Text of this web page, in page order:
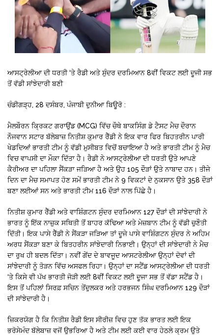
ਆਸਟ੍ਰੇਲੀਆ ਦੀ ਧਰਤੀ ‘ਤੇ ਰੈਡੀ ਅਤੇ ਸੁੰਦਰ ਦਰਮਿਆਨ 8ਵੀਂ ਵਿਕਟ ਲਈ ਦੂਜੀ ਸਭ
ਤੋਂ ਵੱਡੀ ਸਾਂਝੇਦਾਰੀ ਬਣੀ
ਚੰਡੀਗੜ੍ਹ, 28 ਦਸੰਬਰ, ਪੰਜਾਬੀ ਦੁਨੀਆ ਬਿਊਰੋ :
ਮੈਲਬੌਰਨ ਕ੍ਰਿਕਟ ਗਰਾਉਂਡ (MCG) ਵਿੱਚ ਚੌਥੇ ਬਾਕਸਿੰਗ ਡੇ ਟੈਸਟ ਮੈਚ ਦੌਰਾਨ
ਨੌਜਵਾਨ ਸਟਾਰ ਬੱਲੇਬਾਜ਼ ਨਿਤੀਸ਼ ਕੁਮਾਰ ਰੈੱਡੀ ਨੇ ਇਕ ਵਾਰ ਫਿਰ ਬਿਹਤਰੀਨ ਪਾਰੀ
ਖੇਡਦਿਆਂ ਭਾਰਤੀ ਟੀਮ ਨੂੰ ਵੱਡੀ ਮੁਸੀਬਤ ਵਿਚੋਂ ਬਚਾਇਆ ਹੈ ਅਤੇ ਭਾਰਤੀ ਟੀਮ ਨੂੰ ਮੈਚ
ਵਿਚ ਵਾਪਸੀ ਦਾ ਮੌਕਾ ਦਿੱਤਾ ਹੈ। ਰੈਡੀ ਨੇ ਆਸਟ੍ਰੇਲੀਆ ਦੀ ਧਰਤੀ ਉਤੇ ਆਪਣੇ
ਕੈਰੀਅਰ ਦਾ ਪਹਿਲਾ ਸੈਂਕੜਾ ਜੜਿਆ ਹੈ ਅਤੇ ਉਹ 105 ਦੌੜਾਂ ਉਤੇ ਨਾਬਾਦ ਹਨ। ਤੀਜੇ
ਦਿਨ ਦਾ ਮੈਚ ਸਮਾਪਤ ਹੋਣ ਸਮੇਂ ਭਾਰਤੀ ਟੀਮ ਨੇ 9 ਵਿਕਟਾਂ ਦੇ ਨੁਕਸਾਨ ਉਤੇ 358 ਦੌੜਾਂ
ਬਣਾ ਲਈਆਂ ਸਨ ਅਤੇ ਭਾਰਤੀ ਟੀਮ 116 ਦੌੜਾਂ ਨਾਲ ਪਿੱਛੇ ਹੈ।
ਨਿਤੀਸ਼ ਕੁਮਾਰ ਰੈੱਡੀ ਅਤੇ ਵਾਸ਼ਿੰਗਟਨ ਸੁੰਦਰ ਦਰਮਿਆਨ 127 ਦੌੜਾਂ ਦੀ ਸਾਂਝੇਦਾਰੀ ਨੇ
ਭਾਰਤ ਨੂੰ ਇੱਕ ਨਾਜ਼ੁਕ ਸਥਿਤੀ ਤੋਂ ਬਾਹਰ ਕੱਢਿਆ ਅਤੇ ਮੇਜ਼ਬਾਨ ਟੀਮ ਨੂੰ ਵੱਡੀ ਚੁਣੌਤੀ
ਦਿੱਤੀ। ਇਕ ਪਾਸੇ ਰੈੱਡੀ ਨੇ ਸੈਂਕੜਾ ਜੜਿਆ ਤਾਂ ਦੂਜੇ ਪਾਸੇ ਵਾਸ਼ਿੰਗਟਨ ਸੁੰਦਰ ਨੇ ਅਹਿਮ
ਅਰਧ ਸੈਂਕੜਾ ਬਣਾ ਕੇ ਬਿਤਹਰੀਨ ਸਾਂਝੇਦਾਰੀ ਨਿਭਾਈ। ਉਨ੍ਹਾਂ ਦੀ ਸਾਂਝੇਦਾਰੀ ਨੇ ਮੈਚ
ਦਾ ਰੁਖ ਹੀ ਬਦਲ ਦਿੱਤਾ। ਨਵੀਂ ਗੇਂਦ ਦੇ ਬਾਵਜੂਦ ਆਸਟਰੇਲੀਆ ਉਨ੍ਹਾਂ ਦੋਵਾਂ ਦੀ
ਸਾਂਝੇਦਾਰੀ ਨੂੰ ਤੋੜਨ ਵਿੱਚ ਅਸਫਲ ਰਿਹਾ। ਉਨ੍ਹਾਂ ਦਾ ਸਟੈਂਡ ਆਸਟ੍ਰੇਲੀਆ ਦੀ ਧਰਤੀ
‘ਤੇ ਕਿਸੇ ਵੀ ਪੱਖ ਭਾਰਤੀ ਜੋੜੀ ਲਈ 8ਵੀਂ ਵਿਕਟ ਲਈ ਦੂਜਾ ਸਭ ਤੋਂ ਵੱਡਾ ਸਟੈਂਡ ਹੈ।
ਇਸ ਤੋਂ ਪਹਿਲਾਂ ਸਿਰਫ਼ ਸਚਿਨ ਤੇਂਦੁਲਕਰ ਅਤੇ ਹਰਭਜਨ ਸਿੰਘ ਦਰਮਿਆਨ 129 ਦੌੜਾਂ
ਦੀ ਸਾਂਝੇਦਾਰੀ ਹੈ।
ਜ਼ਿਕਰਯੋਗ ਹੈ ਕਿ ਨਿਤੀਸ਼ ਰੈਡੀ ਇਸ ਸੀਰੀਜ਼ ਵਿਚ ਹੁਣ ਤੱਕ ਭਾਰਤ ਲਈ ਇਕ
ਭਰੋਸੇਮੰਦ ਬੱਲੇਬਾਜ਼ ਵਜੋਂ ਉਭਰਿਆ ਹੈ ਅਤੇ ਟੀਮ ਲਈ ਕਈ ਵਾਰ ਹੇਠਲੇ ਕ੍ਰਮ ਉਤੇ